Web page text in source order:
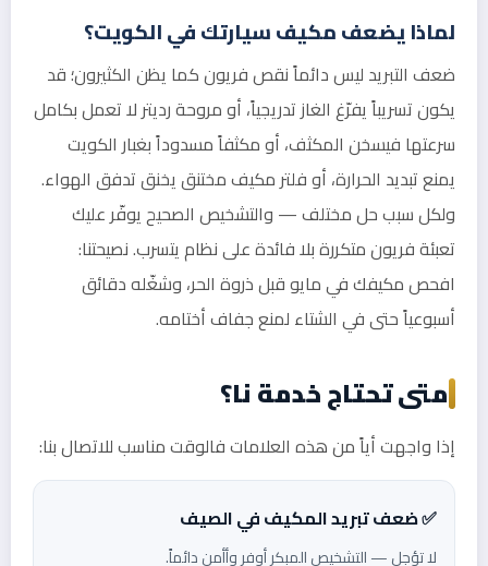
لماذا يضعف مكيف سيارتك في الكويت؟
ضعف التبريد ليس دائماً نقص فريون كما يظن الكثيرون؛ قد
يكون تسريباً يفرّغ الغاز تدريجياً، أو مروحة رديتر لا تعمل بكامل
سرعتها فيسخن المكثف، أو مكثفاً مسدوداً بغبار الكويت
يمنع تبديد الحرارة، أو فلتر مكيف مختنق يخنق تدفق الهواء.
ولكل سبب حل مختلف — والتشخيص الصحيح يوفّر عليك
تعبئة فريون متكررة بلا فائدة على نظام يتسرب. نصيحتنا:
افحص مكيفك في مايو قبل ذروة الحر، وشغّله دقائق
أسبوعياً حتى في الشتاء لمنع جفاف أختامه.
متى تحتاج خدمة نا؟
إذا واجهت أياً من هذه العلامات فالوقت مناسب للاتصال بنا:
✅ ضعف تبريد المكيف في الصيف
لا تؤجل — التشخيص المبكر أوفر وأأمن دائماً.